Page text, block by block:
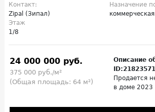
Контакт:
Zipal (Зипал)
Назначение
коммерческая
Этаж
1/8
24 000 000 руб.
375 000 руб./м²
(Общая площадь: 64 м²)
Описание
ID:21823571
Продается
в доме 2023